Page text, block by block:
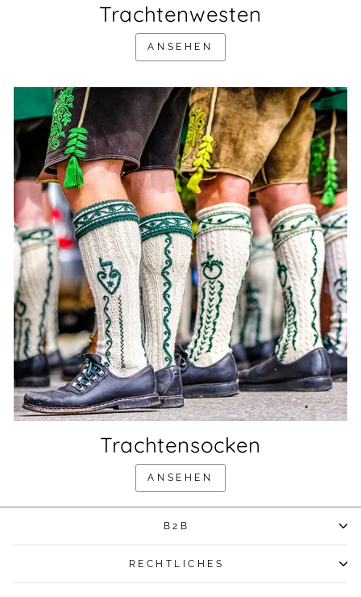
Trachtenwesten
ANSEHEN
Trachtensocken
ANSEHEN
B2B
RECHTLICHES